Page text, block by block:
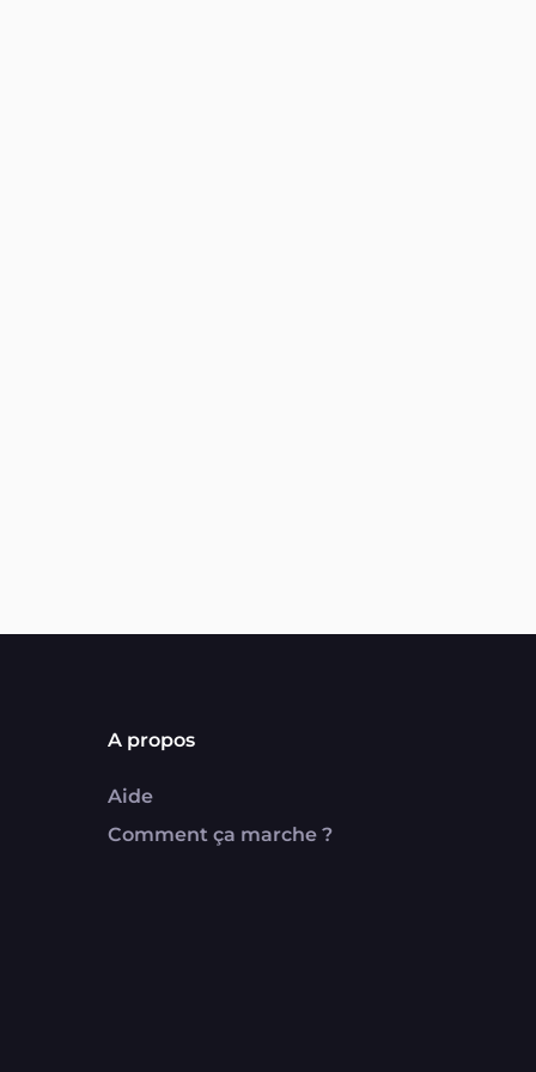
A propos
Aide
Comment ça marche ?